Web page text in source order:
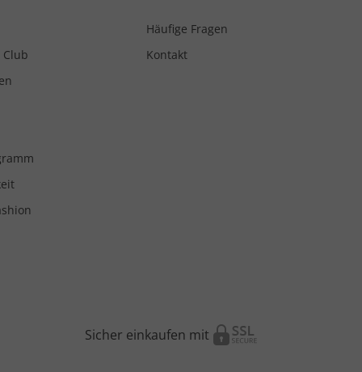
Club
Häufige Fragen
Kontakt
Sicher einkaufen mit